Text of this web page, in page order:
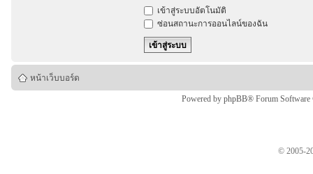
เข้าสู่ระบบอัตโนมัติ
ซ่อนสถานะการออนไลน์ของฉัน
หน้าเว็บบอร์ด
Powered by phpBB® Forum
© 2005-